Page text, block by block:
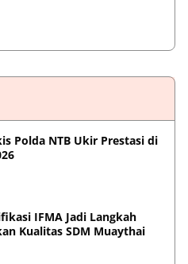
Polda NTB Ukir Prestasi di
IFMA Jadi Langkah
Kualitas SDM Muaythai